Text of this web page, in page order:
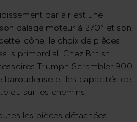
par air est une
calage moteur à 270° et son
icône, le choix de pièces
is primordial. Chez British
Triumph Scrambler 900
et les capacités de
ou sur les chemins.
les pièces détachées